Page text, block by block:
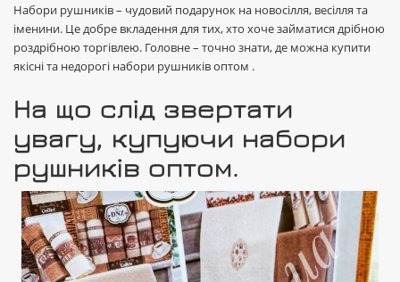
Набори рушників – чудовий подарунок на новосілля, весілля та
іменини. Це добре вкладення для тих, хто хоче займатися дрібною
роздрібною торгівлею. Головне – точно знати, де можна купити
якісні та недорогі набори рушників оптом .
На що слід звертати
увагу, купуючи набори
рушників оптом.